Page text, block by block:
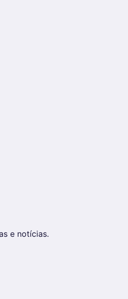
e notícias.